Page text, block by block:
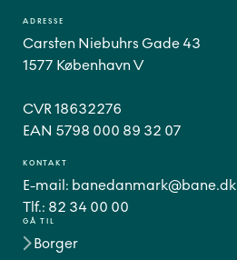
GÅ TIL
Borger
ADRESSE
Carsten Niebuhrs Gade 43
1577 København V
CVR 18632276
EAN 5798 000 89 32 07
KONTAKT
E-mail: banedanmark@bane.dk
Tlf.: 82 34 00 00